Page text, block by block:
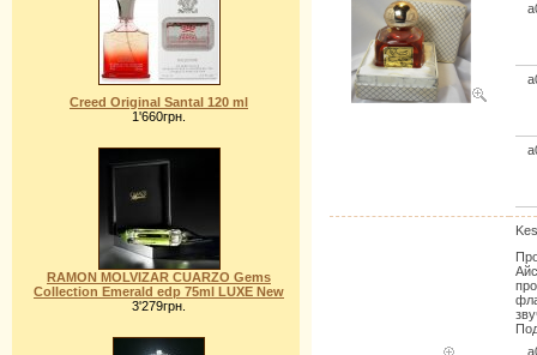
Creed Original Santal 120 ml
1'660грн.
RAMON MOLVIZAR CUARZO Gems
Collection Emerald edp 75ml LUXE New
3'279грн.